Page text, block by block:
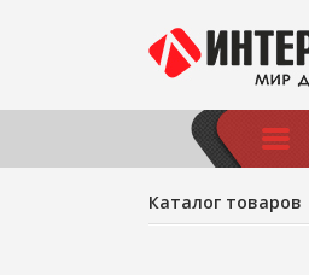
Каталог товаров